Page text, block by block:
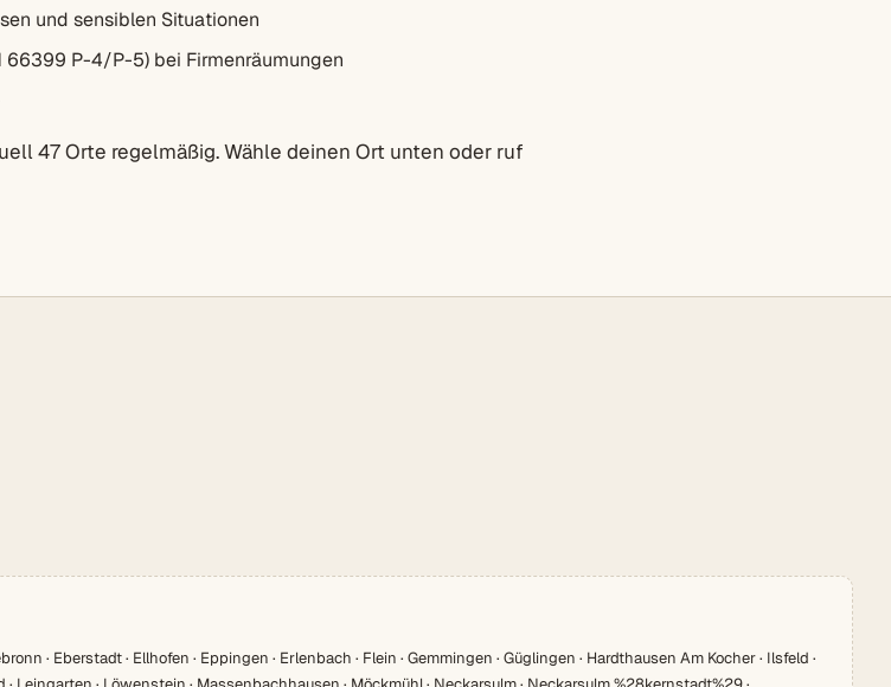
und sensiblen Situationen
66399 P-4/P-5) bei Firmenräumungen
47 Orte regelmäßig. Wähle deinen Ort unten oder ruf
· Eberstadt · Ellhofen · Eppingen · Erlenbach · Flein · Gemmingen · Güglingen · Hardthausen Am Kocher · Ilsfeld ·